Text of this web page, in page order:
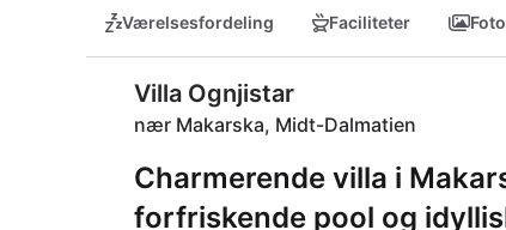
Værelsesfordeling Faciliteter
Villa Ognjistar
nær Makarska, Midt-Dalmatien
Charmerende villa i
forfriskende pool og